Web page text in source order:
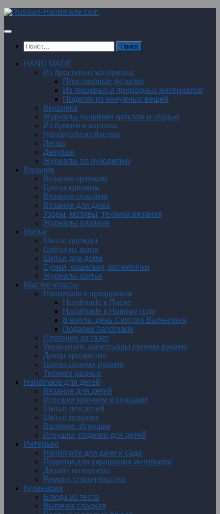
Перейти
содержимому
Найти:
HAND MADE
Из бросового материала
Пластиковые бутылки
Из пищевых и природных материалов
Поделки из ненужных вещей
Вышивка
Журналы вышивки крестом и гладью
Из бумаги и картона
Handmade из бисера
Лепка
Декупаж
Журналы по рукоделию
Вязание
Вязание крючком
Цветы крючком
Вязание спицами
Вязание для дома
Узоры, мотивы, техника вязания
Журналы вязание
Шитье
Шитье одежды
Цветы из ткани
Шитье для дома
Сумки, кошельки, косметички
Журналы шитье
Мастер-классы
Handmade к праздникам
Handmade к Пасхе
Handmade к Новому году
8 марта, день Святого Валентина
Подарки handmade
Плетение из газет
Украшения, аксессуары своими руками
Декор предметов
Цветы своими руками
Техники разные
Handmade для детей
Вязание для детей
Игрушки крючком и спицами
Шитье для детей
Шитье игрушек
Валяние. Игрушки
Игрушки, поделки для детей
Интерьер
Handmade для дачи и сада
Поделки для украшения интерьера
Дизайн интерьера
Ремонт, строительство
Кулинария
Блюда из теста
Выпечка сладкая